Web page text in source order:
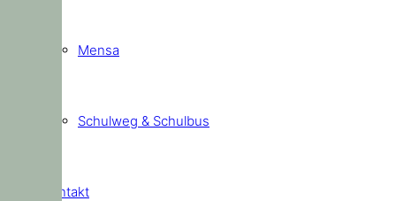
Mensa
Schulweg & Schulbus
Kontakt